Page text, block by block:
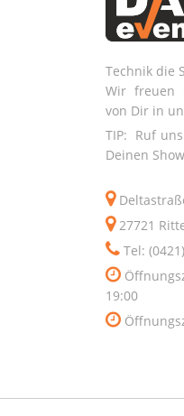
Technik die
Wir freuen
von Dir in
TIP: Ruf
Deinen
27721
Tel:
19:00